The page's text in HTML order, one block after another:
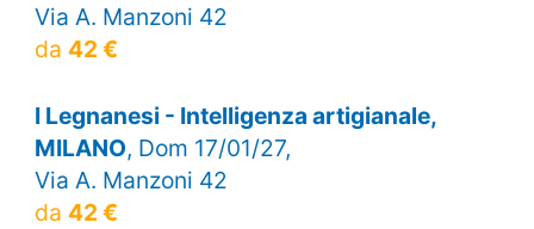
Via A. Manzoni 42
da 42 €
I Legnanesi - Intelligenza artigianale,
MILANO, Dom 17/01/27,
Via A. Manzoni 42
da 42 €